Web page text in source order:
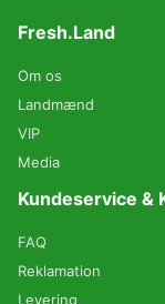
Fresh.Land
Om os
Landmænd
VIP
Media
Kundeservice &
FAQ
Reklamation
Levering